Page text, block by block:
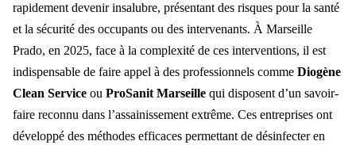
rapidement devenir insalubre, présentant des risques pour la santé
et la sécurité des occupants ou des intervenants. À Marseille
Prado, en 2025, face à la complexité de ces interventions, il est
indispensable de faire appel à des professionnels comme Diogène
Clean Service ou ProSanit Marseille qui disposent d’un savoir-
faire reconnu dans l’assainissement extrême. Ces entreprises ont
développé des méthodes efficaces permettant de désinfecter en